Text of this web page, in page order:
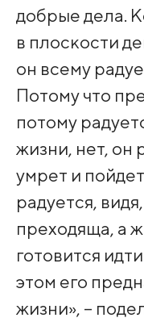
добрые дела.
в плоскости
он всему
Потому что
потому
жизни, нет, он
умрет и
радуется,
преходяща, а
готовится
этом его
жизни», –